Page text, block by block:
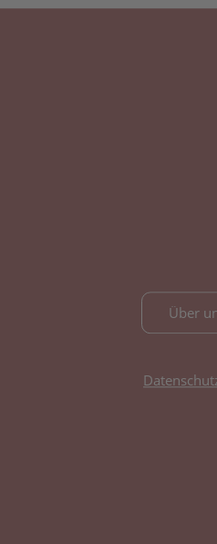
Über